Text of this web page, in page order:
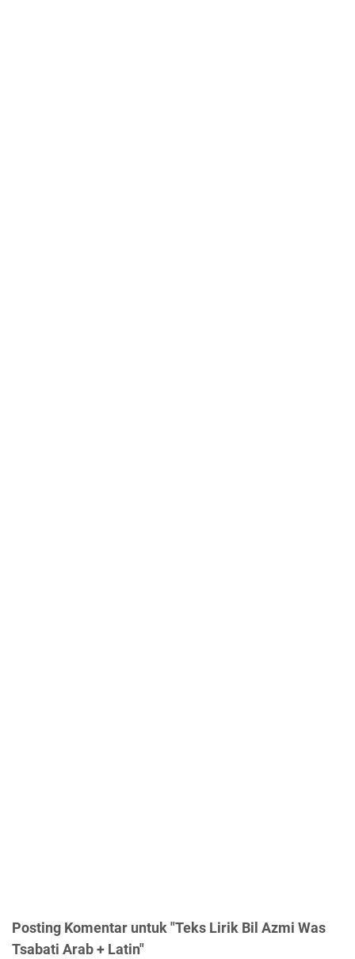
Posting Komentar untuk "Teks Lirik Bil Azmi Was
Tsabati Arab + Latin"